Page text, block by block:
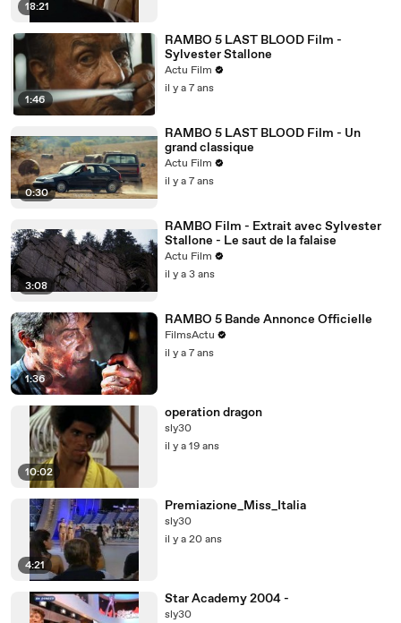
18:21
1:46
RAMBO 5 LAST BLOOD Film -
Sylvester Stallone
Actu Film
il y a 7 ans
0:30
RAMBO 5 LAST BLOOD Film - Un
grand classique
Actu Film
il y a 7 ans
3:08
RAMBO Film - Extrait avec Sylvester
Stallone - Le saut de la falaise
Actu Film
il y a 3 ans
1:36
RAMBO 5 Bande Annonce Officielle
FilmsActu
il y a 7 ans
10:02
operation dragon
sly30
il y a 19 ans
4:21
Premiazione_Miss_Italia
sly30
il y a 20 ans
Star Academy 2004 -
sly30